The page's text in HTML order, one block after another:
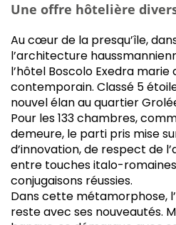
Une offre hôtelière
Au cœur de la presqu’île,
l’architecture
l’hôtel Boscolo Exedra
contemporain. Classé 5
nouvel élan au quartier
Pour les 133 chambres,
demeure, le parti pris mise
d’innovation, de respect de
entre touches italo-
conjugaisons réussies.
Dans cette métamorphose,
reste avec ses nouveautés.